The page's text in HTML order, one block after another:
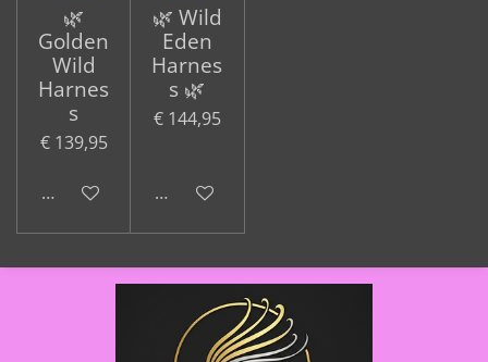
🌿
Golden
Wild
Harnes
s
€ 139,95
Houd mij op de hoogte
🌿 Wild
Eden
Harnes
s 🌿
€ 144,95
In winkelwagen